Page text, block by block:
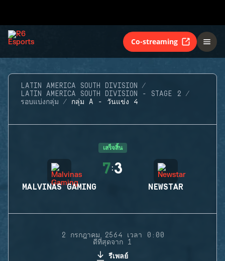
Co-streaming
LATIN AMERICA SOUTH DIVISION
LATIN AMERICA SOUTH DIVISION - STAGE 2
รอบแบ่งกลุ่ม
กลุ่ม A - วันแข่ง 4
เสร็จสิ้น
MALVINAS GAMING
7:3
NEWSTAR
2 กรกฎาคม 2564 เวลา 0:00
ดีที่สุดจาก 1
รีเพลย์